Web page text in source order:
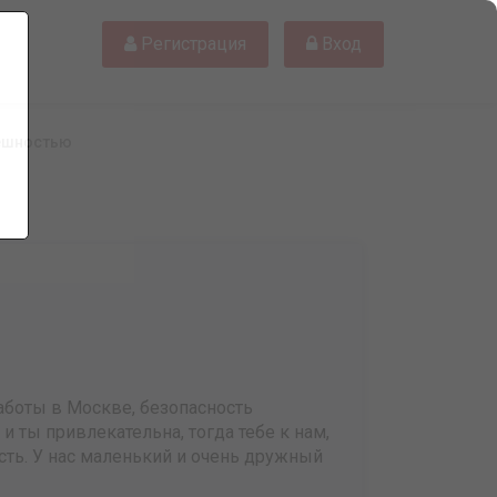
Регистрация Вход
в Москве, безопасность
ты привлекательна, тогда тебе к нам,
У нас маленький и очень дружный